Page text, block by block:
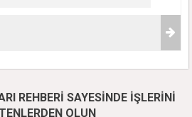
REHBERİ SAYESİNDE İŞLERİNİ
OLUN